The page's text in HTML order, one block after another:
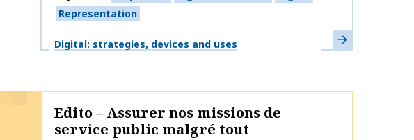
Representation
Themes
Digital: strategies, devices and uses Learn more
Edito – Assurer nos missions de
service public malgré tout